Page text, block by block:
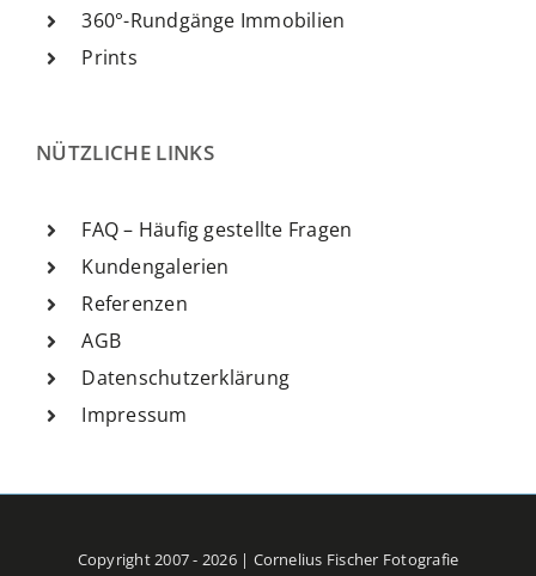
360°-Rundgänge Immobilien
Prints
NÜTZLICHE LINKS
FAQ – Häufig gestellte Fragen
Kundengalerien
Referenzen
AGB
Datenschutzerklärung
Impressum
Copyright 2007 - 2026 | Cornelius Fischer Fotografie